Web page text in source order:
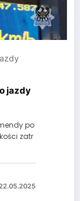
jazdy
po
zatr